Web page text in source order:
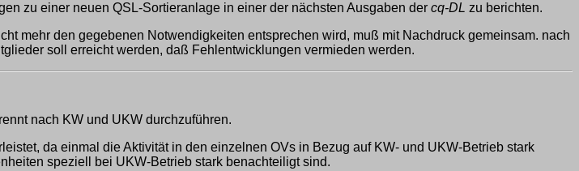
zu einer neuen QSL-Sortieranlage in einer der nächsten Ausgaben der cq-DL zu berichten.
mehr den gegebenen Notwendigkeiten entsprechen wird, muß mit Nachdruck gemeinsam. nach
soll erreicht werden, daß Fehlentwicklungen vermieden werden.
nach KW und UKW durchzuführen.
da einmal die Aktivität in den einzelnen OVs in Bezug auf KW- und UKW-Betrieb stark
speziell bei UKW-Betrieb stark benachteiligt sind.